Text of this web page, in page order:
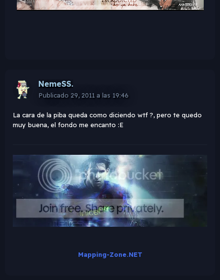
NemeSS.
Publicado 29, 2011 a las 19:46
La cara de la piba queda como diciendo wtf ?, pero te quedo
muy buena, el fondo me encanto :E
Mapping-Zone.NET